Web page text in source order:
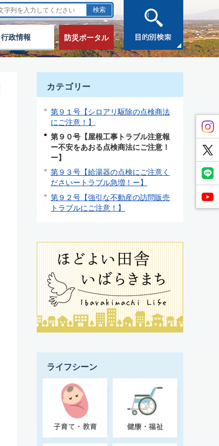
行政情報 防災ポータル
カテゴリー
第９１号【シロアリ駆除の点検商法
にご注意！】
第９０号【屋根工事トラブル注意報
ー不安をあおる点検商法にご注意！
ー】
第９３号【給湯器の点検にご注意く
ださいートラブル急増！ー】
第９２号【強引な不動産の訪問販売
トラブルにご注意！】
ライフシーン